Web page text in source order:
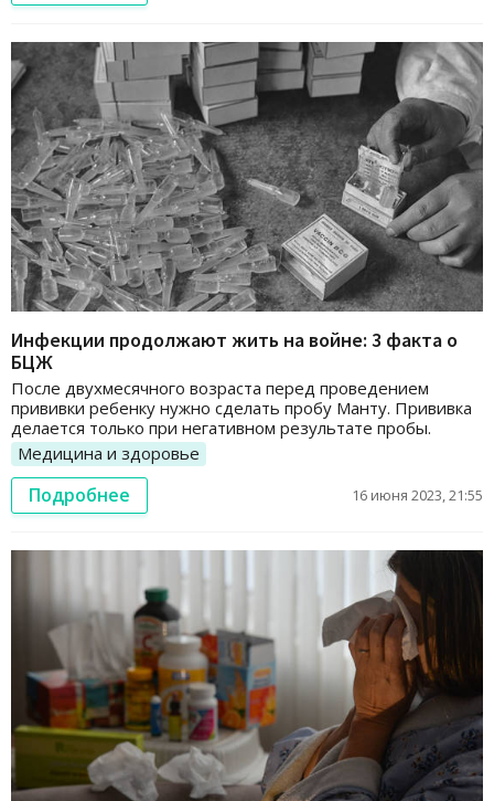
Инфекции продолжают жить на войне: 3 факта о
БЦЖ
После двухмесячного возраста перед проведением
прививки ребенку нужно сделать пробу Манту. Прививка
делается только при негативном результате пробы.
Медицина и здоровье
Подробнее 16 июня 2023, 21:55